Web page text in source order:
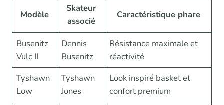
Modèle
Skateur
associé
Caractéristique phare
Busenitz
Vulc II
Dennis
Busenitz
Résistance maximale et
réactivité
Tyshawn
Low
Tyshawn
Jones
Look inspiré basket et
confort premium